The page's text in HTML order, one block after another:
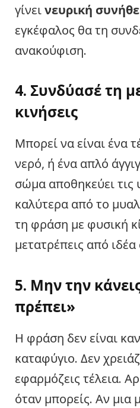
γίνεινευρική
εγκέφαλος θα τη
ανακούφιση.
4. Συνδύασέ τη
κινήσεις
Μπορεί να είναι ένα
νερό, ή ένα απλό
σώμα αποθηκεύει τις
καλύτερα από το
τη φράση με φυσική
μετατρέπεις από
5. Μην την
πρέπει»
Η φράση δεν είναι
καταφύγιο. Δεν
εφαρμόζεις τέλεια.
όταν μπορείς. Αν μια